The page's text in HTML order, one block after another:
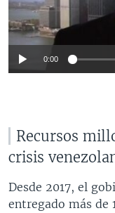
0:00
Recursos
crisis
Desde 2017, el
entregado más de